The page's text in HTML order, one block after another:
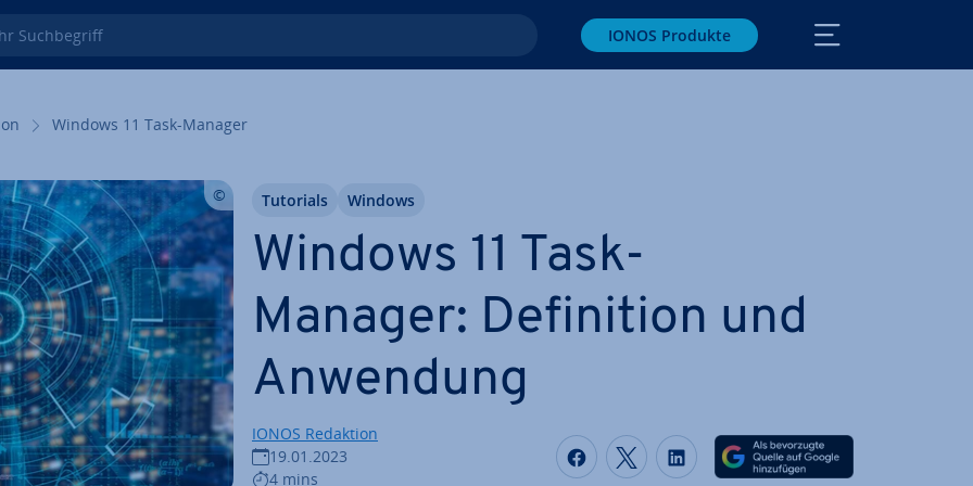
Such­be­griff IONOS Produkte
Windows 11 Task-Manager
Windows 11 Task-
Manager: De­fi­ni­ti­on und
Anwendung
IONOS Redaktion
19.01.2023
4 mins
Auf Facebook teilen
Auf Twitter teilen
Auf LinkedIn teilen
Tutorials Windows